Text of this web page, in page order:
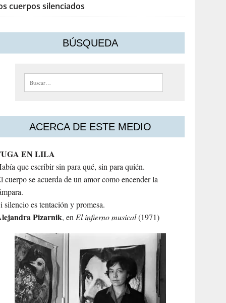
cuerpos silenciados
BÚSQUEDA
Buscar:
ACERCA DE ESTE MEDIO
EN LILA
que escribir sin para qué, sin para quién.
cuerpo se acuerda de un amor como encender la
silencio es tentación y promesa.
Pizarnik, enEl infierno musical(1971)